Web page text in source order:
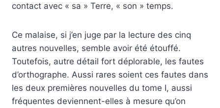
contact avec « sa » Terre, « son » temps.
Ce malaise, si j’en juge par la lecture des cinq
autres nouvelles, semble avoir été étouffé.
Toutefois, autre détail fort déplorable, les fautes
d’orthographe. Aussi rares soient ces fautes dans
les deux premières nouvelles du tome I, aussi
fréquentes deviennent-elles à mesure qu’on